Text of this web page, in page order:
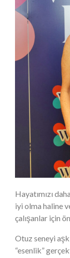
Hayatımızı
iyi olma haline
çalışanlar için
Otuz seneyi
“esenlik”